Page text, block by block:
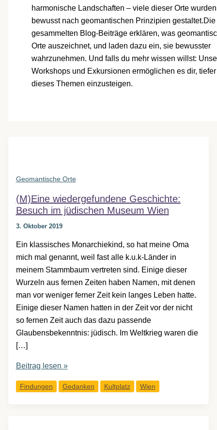
harmonische Landschaften – viele dieser Orte wurden
bewusst nach geomantischen Prinzipien gestaltet.Die
gesammelten Blog-Beiträge erklären, was
Orte auszeichnet, und laden dazu ein, sie bewusster
wahrzunehmen. Und falls du mehr wissen willst:
Workshops und Exkursionen ermöglichen es dir,
dieses Themen einzusteigen.
Geomantische Orte
(M)Eine wiedergefundene Geschichte:
Besuch im jüdischen Museum Wien
3. Oktober 2019
Ein klassisches Monarchiekind, so hat meine Oma
mich mal genannt, weil fast alle k.u.k-Länder in
meinem Stammbaum vertreten sind. Einige dieser
Wurzeln aus fernen Zeiten haben Namen, mit denen
man vor weniger ferner Zeit kein langes Leben hatte.
Einige dieser Namen hatten in der Zeit vor der nicht
so fernen Zeit auch das dazu passende
Glaubensbekenntnis: jüdisch. Im Weltkrieg waren die
[…]
(M)Eine
Geschichte:
Beitrag lesen »
Findungen Gedanken Kultplatz Wien